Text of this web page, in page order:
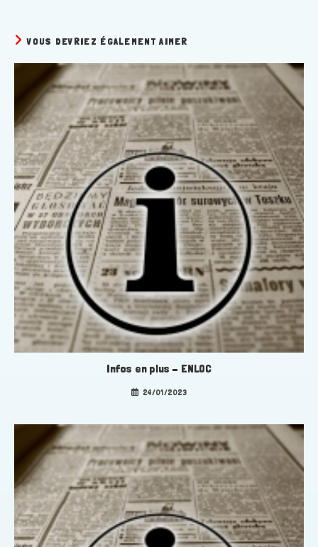
VOUS DEVRIEZ ÉGALEMENT AIMER
Infos en plus – ENLOC
24/01/2023